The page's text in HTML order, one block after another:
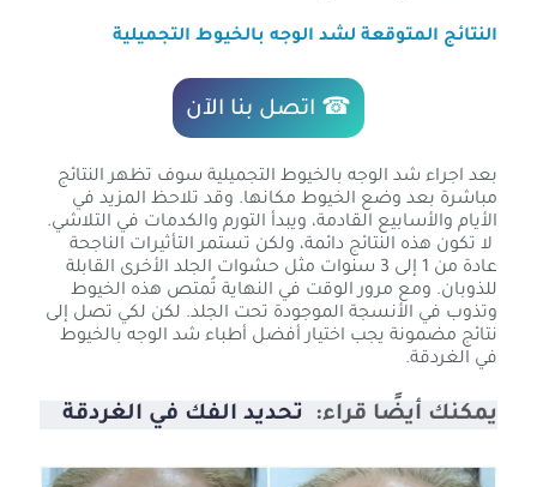
النتائج المتوقعة لشد الوجه بالخيوط التجميلية
☎ اتصل بنا الآن
بعد اجراء شد الوجه بالخيوط التجميلية سوف تظهر النتائج
مباشرة بعد وضع الخيوط مكانها. وقد تلاحظ المزيد في
الأيام والأسابيع القادمة، ويبدأ التورم والكدمات في التلاشي.
لا تكون هذه النتائج دائمة، ولكن تستمر التأثيرات الناجحة
عادة من 1 إلى 3 سنوات مثل حشوات الجلد الأخرى القابلة
للذوبان. ومع مرور الوقت في النهاية تُمتص هذه الخيوط
وتذوب في الأنسجة الموجودة تحت الجلد. لكن لكي تصل إلى
نتائج مضمونة يجب اختيار أفضل أطباء شد الوجه بالخيوط
في الغردقة.
يمكنك أيضًا قراء: تحديد الفك في الغردقة